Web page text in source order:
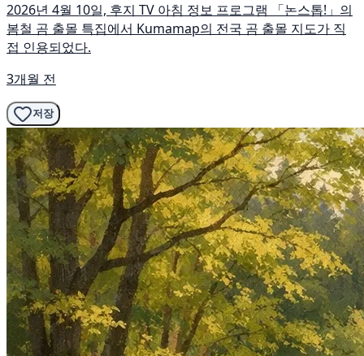
2026년 4월 10일, 후지 TV 아침 정보 프로그램 「논스톱!」의
봄철 곰 출몰 특집에서 Kumamap의 전국 곰 출몰 지도가 직
접 인용되었다.
3개월 전
저장